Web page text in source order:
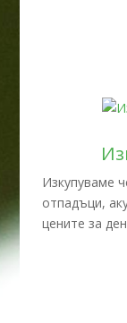
Изкупуваме
отпадъци,
цените за